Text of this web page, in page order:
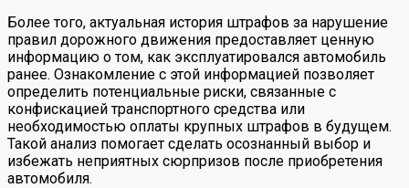
Более того, актуальная история штрафов за нарушение
правил дорожного движения предоставляет ценную
информацию о том, как эксплуатировался автомобиль
ранее. Ознакомление с этой информацией позволяет
определить потенциальные риски, связанные с
конфискацией транспортного средства или
необходимостью оплаты крупных штрафов в будущем.
Такой анализ помогает сделать осознанный выбор и
избежать неприятных сюрпризов после приобретения
автомобиля.